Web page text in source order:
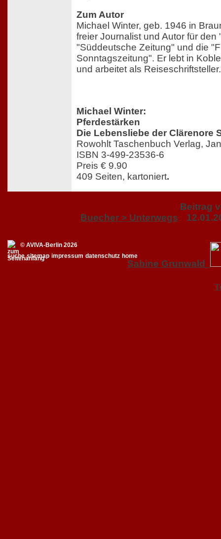
Zum Autor
Michael Winter, geb. 1946 in
freier Journalist und Autor für den
"Süddeutsche Zeitung" und die
Sonntagszeitung". Er lebt in
und arbeitet als Reiseschriftsteller.
Michael Winter:
Pferdestärken
Die Lebensliebe der Clärenore
Rowohlt Taschenbuch Verlag,
ISBN 3-499-23536-6
Preis € 9.90
409 Seiten, kartoniert.
Buecher > Unterwegs
Beitrag
Sabine Grunwald
© AVIVA-Berlin 2026
suche sitemap impressum datenschutz home